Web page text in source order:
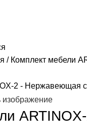
Комплект мебели
изображение